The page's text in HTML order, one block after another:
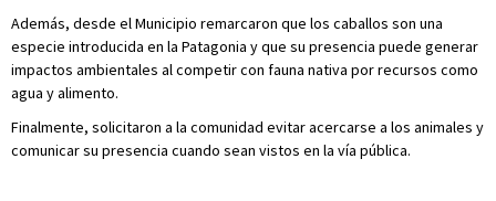
Además, desde el Municipio remarcaron que los caballos son una
especie introducida en la Patagonia y que su presencia puede generar
impactos ambientales al competir con fauna nativa por recursos como
agua y alimento.
Finalmente, solicitaron a la comunidad evitar acercarse a los animales y
comunicar su presencia cuando sean vistos en la vía pública.